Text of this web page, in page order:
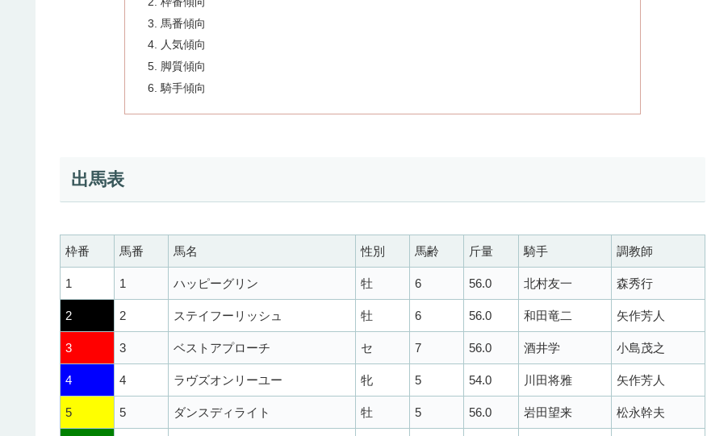
馬番傾向
人気傾向
脚質傾向
騎手傾向
出馬表
枠番 馬番 馬名 性別 馬齢 斤量 騎手 調教師
1 1 ハッピーグリン 牡 6 56.0 北村友一 森秀行
2 2 ステイフーリッシュ 牡 6 56.0 和田竜二 矢作芳人
3 3 ベストアプローチ セ 7 56.0 酒井学 小島茂之
4 4 ラヴズオンリーユー 牝 5 54.0 川田将雅 矢作芳人
5 5 ダンスディライト 牡 5 56.0 岩田望来 松永幹夫